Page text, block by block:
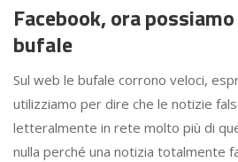
Facebook, ora
bufale
Sul web le bufale corrono veloci,
utilizziamo per dire che le notizie
letteralmente in rete molto più di
nulla perché una notizia totalmente